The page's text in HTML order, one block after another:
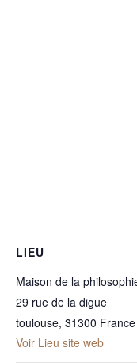
LIEU
Maison de la
29 rue de la digue
toulouse, 31300 France
Voir Lieu site web